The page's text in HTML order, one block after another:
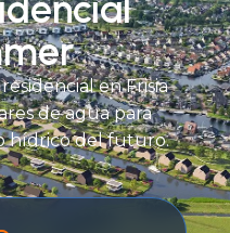
en Frisia
de agua para
hídrico del futuro.